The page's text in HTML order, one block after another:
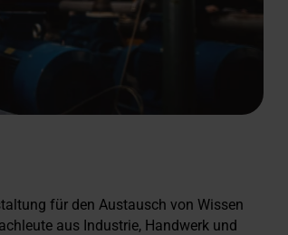
für den Austausch von Wissen
aus Industrie, Handwerk und